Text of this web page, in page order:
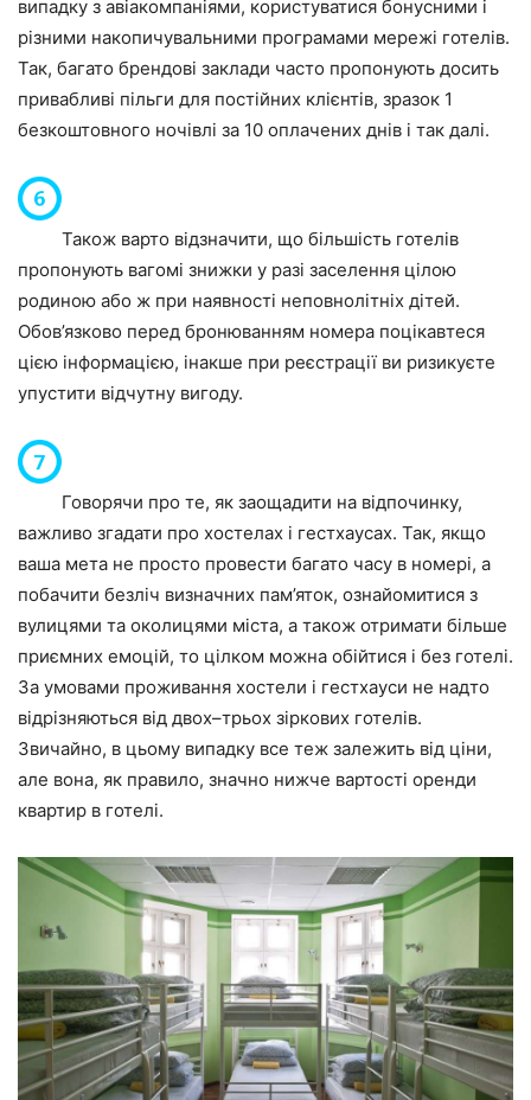
випадку з авіакомпаніями, користуватися бонусними і
різними накопичувальними програмами мережі готелів.
Так, багато брендові заклади часто пропонують досить
привабливі пільги для постійних клієнтів, зразок 1
безкоштовного ночівлі за 10 оплачених днів і так далі.
Також варто відзначити, що більшість готелів
пропонують вагомі знижки у разі заселення цілою
родиною або ж при наявності неповнолітніх дітей.
Обов’язково перед бронюванням номера поцікавтеся
цією інформацією, інакше при реєстрації ви ризикуєте
упустити відчутну вигоду.
Говорячи про те, як заощадити на відпочинку,
важливо згадати про хостелах і гестхаусах. Так, якщо
ваша мета не просто провести багато часу в номері, а
побачити безліч визначних пам’яток, ознайомитися з
вулицями та околицями міста, а також отримати більше
приємних емоцій, то цілком можна обійтися і без готелі.
За умовами проживання хостели і гестхауси не надто
відрізняються від двох–трьох зіркових готелів.
Звичайно, в цьому випадку все теж залежить від ціни,
але вона, як правило, значно нижче вартості оренди
квартир в готелі.